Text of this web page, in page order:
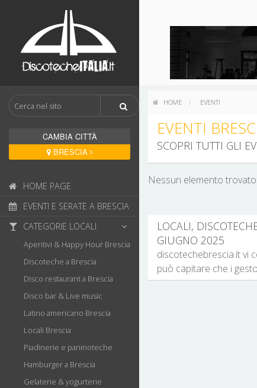
CAMBIA CITTÀ
BRESCIA
HOME PAGE
EVENTI E SERATE A BRESCIA
CATEGORIE LOCALI
Aperitivi & Happy Hour Brescia
Discoteche a Brescia
Disco restaurant a Brescia
Disco bar & Live music
Latino americano Brescia
Locali Brescia
Piadinerie e paninoteche
Hamburger a Brescia
Gelaterie & yogurterie
HOME EVENTI
EVENTI
SCOPRI TUTTI GLI
Nessun elemento trovato.
LOCALI,
GIUGNO 2025
discotechebrescia.it vi
può capitare che i